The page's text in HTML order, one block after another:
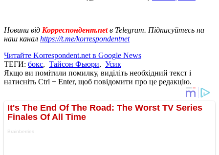
Новини від Корреспондент.netв Telegram. Підписуйтесь на
наш канал https://t.me/korrespondentnet
Читайте Korrespondent.net в Google News
ТЕГИ: бокс, Тайсон Фьюри, Усик
Якщо ви помітили помилку, виділіть необхідний текст і
натисніть Ctrl + Enter, щоб повідомити про це редакцію.